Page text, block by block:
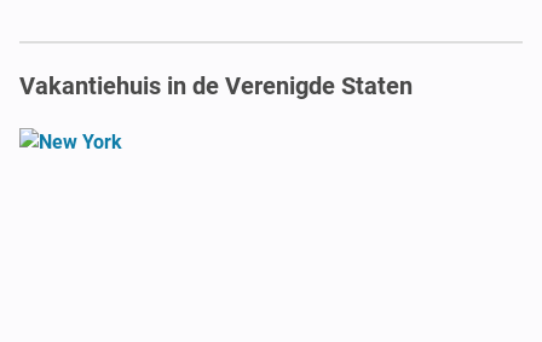
Vakantiehuis in de Verenigde Staten